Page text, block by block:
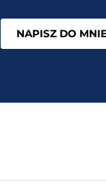
NAPISZ DO